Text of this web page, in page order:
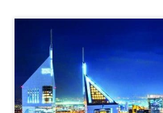
زخمها، فيما
عملياتها بصورة شبه
احتواء تداعيات التوترات
وأكد التقرير أن